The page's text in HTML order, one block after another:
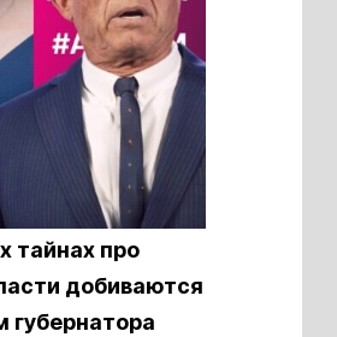
тайнах про
добиваются
губернатора